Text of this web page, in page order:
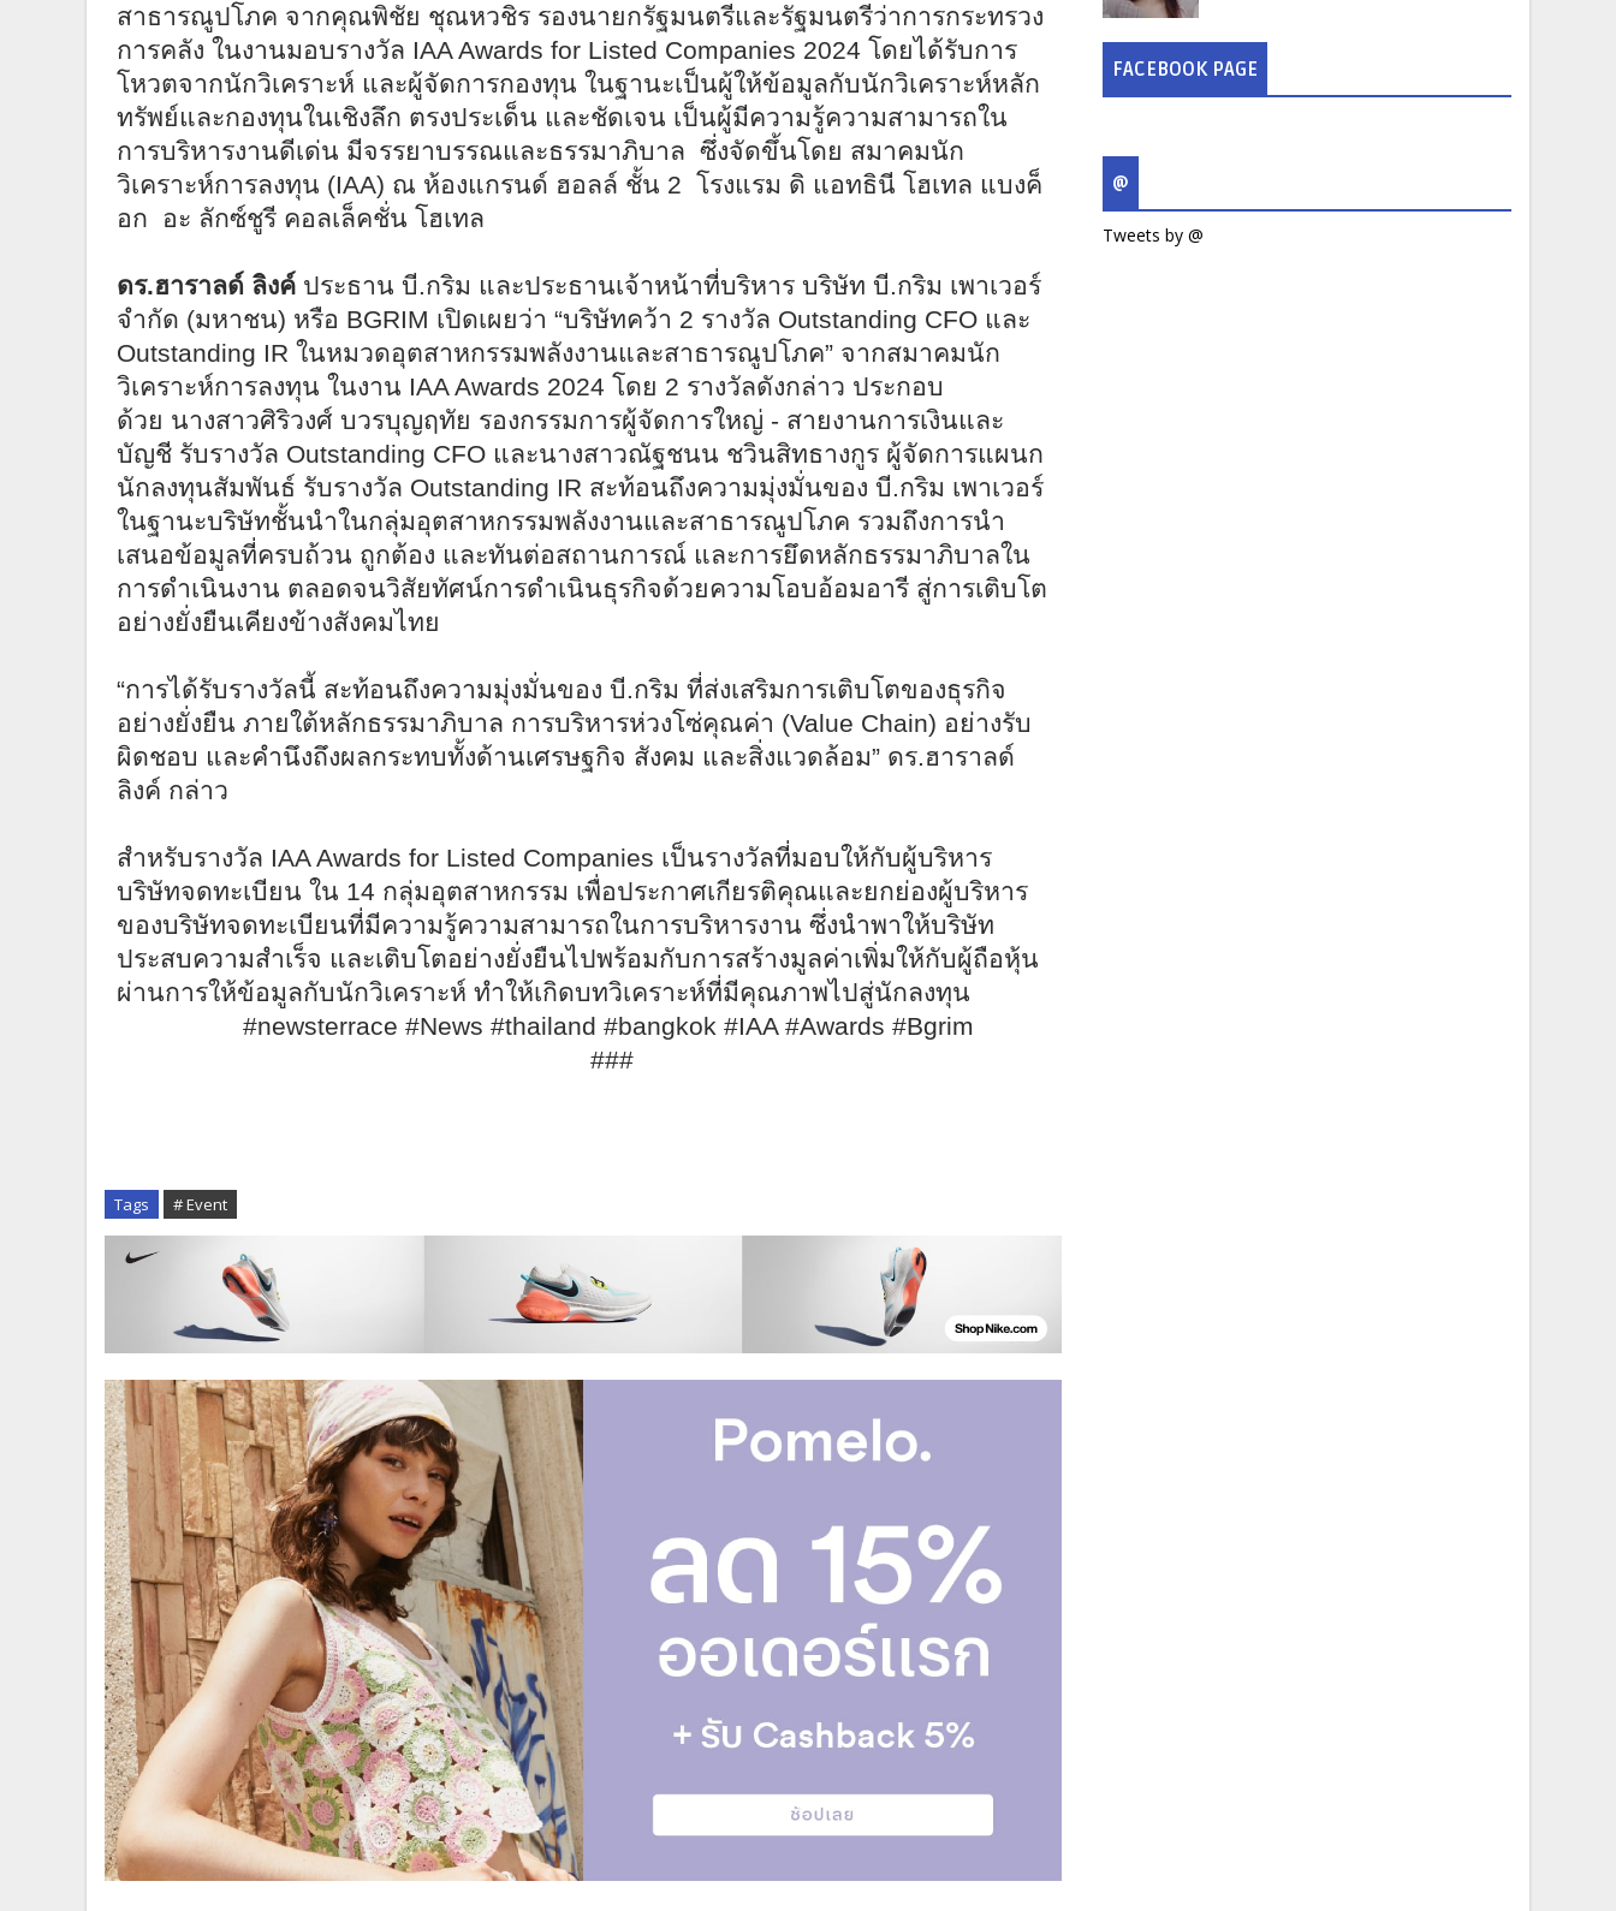
สาธารณูปโภค จากคุณพิชัย ชุณหวชิร รองนายกรัฐมนตรีและรัฐมนตรีว่าการกระทรวง
การคลัง ในงานมอบรางวัล IAA Awards for Listed Companies 2024 โดยได้รับการ
โหวตจากนักวิเคราะห์ และผู้จัดการกองทุน ในฐานะเป็นผู้ให้ข้อมูลกับนักวิเคราะห์หลัก
ทรัพย์และกองทุนในเชิงลึก ตรงประเด็น และชัดเจน เป็นผู้มีความรู้ความสามารถใน
การบริหารงานดีเด่น มีจรรยาบรรณและธรรมาภิบาล ซึ่งจัดขึ้นโดย สมาคมนัก
วิเคราะห์การลงทุน (IAA) ณ ห้องแกรนด์ ฮอลล์ ชั้น 2 โรงแรม ดิ แอทธินี โฮเทล แบงค็
อก อะ ลักซ์ชูรี คอลเล็คชั่น โฮเทล
ดร.ฮาราลด์ ลิงค์ ประธาน บี.กริม และประธานเจ้าหน้าที่บริหาร บริษัท บี.กริม เพาเวอร์
จำกัด (มหาชน) หรือ BGRIM เปิดเผยว่า “บริษัทคว้า 2 รางวัล Outstanding CFO และ
Outstanding IR ในหมวดอุตสาหกรรมพลังงานและสาธารณูปโภค” จากสมาคมนัก
วิเคราะห์การลงทุน ในงาน IAA Awards 2024 โดย 2 รางวัลดังกล่าว ประกอบ
ด้วย นางสาวศิริวงศ์ บวรบุญฤทัย รองกรรมการผู้จัดการใหญ่ - สายงานการเงินและ
บัญชี รับรางวัล Outstanding CFO และนางสาวณัฐชนน ชวินสิทธางกูร ผู้จัดการแผนก
นักลงทุนสัมพันธ์ รับรางวัล Outstanding IR สะท้อนถึงความมุ่งมั่นของ บี.กริม เพาเวอร์
ในฐานะบริษัทชั้นนำในกลุ่มอุตสาหกรรมพลังงานและสาธารณูปโภค รวมถึงการนำ
เสนอข้อมูลที่ครบถ้วน ถูกต้อง และทันต่อสถานการณ์ และการยึดหลักธรรมาภิบาลใน
การดำเนินงาน ตลอดจนวิสัยทัศน์การดำเนินธุรกิจด้วยความโอบอ้อมอารี สู่การเติบโต
อย่างยั่งยืนเคียงข้างสังคมไทย
“การได้รับรางวัลนี้ สะท้อนถึงความมุ่งมั่นของ บี.กริม ที่ส่งเสริมการเติบโตของธุรกิจ
อย่างยั่งยืน ภายใต้หลักธรรมาภิบาล การบริหารห่วงโซ่คุณค่า (Value Chain) อย่างรับ
ผิดชอบ และคำนึงถึงผลกระทบทั้งด้านเศรษฐกิจ สังคม และสิ่งแวดล้อม” ดร.ฮาราลด์
ลิงค์ กล่าว
สำหรับรางวัล IAA Awards for Listed Companies เป็นรางวัลที่มอบให้กับผู้บริหาร
บริษัทจดทะเบียน ใน 14 กลุ่มอุตสาหกรรม เพื่อประกาศเกียรติคุณและยกย่องผู้บริหาร
ของบริษัทจดทะเบียนที่มีความรู้ความสามารถในการบริหารงาน ซึ่งนำพาให้บริษัท
ประสบความสำเร็จ และเติบโตอย่างยั่งยืนไปพร้อมกับการสร้างมูลค่าเพิ่มให้กับผู้ถือหุ้น
ผ่านการให้ข้อมูลกับนักวิเคราะห์ ทำให้เกิดบทวิเคราะห์ที่มีคุณภาพไปสู่นักลงทุน
#newsterrace #News #thailand #bangkok #IAA #Awards #Bgrim
###
Tags # Event
FACEBOOK PAGE
@
Tweets by @